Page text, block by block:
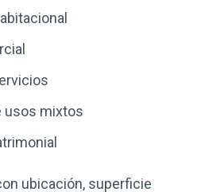
usos mixtos
ubicación, superficie